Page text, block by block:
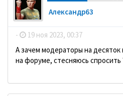
Александр63
- 19 ноя 2023, 00:37
А зачем модераторы на
на форуме, стесняюсь спросить